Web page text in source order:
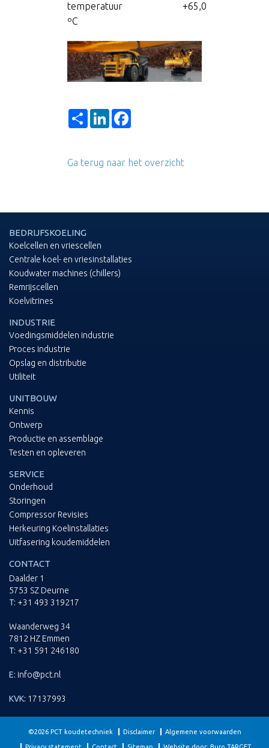
temperatuur +65,0
ºC
ShareLinkedIn
Ga terug naar het overzicht
BEDRIJFSKOELING
Koelcellen en vriescellen
Centrale koel- en vriesinstallaties
Koudwater machines (chillers)
Remrijscellen
Koelvitrines
INDUSTRIE
Voedingsmiddelen industrie
Proces industrie
Opslag en distributie
Utiliteit
UNITBOUW
Kennis
Ontwerp
Productie en assemblage
Testen en opleveren
SERVICE
Onderhoud
Storingen
Compressor Revisies
Herkeuring Koelinstallaties
Uitfasering koudemiddelen
CONTACT
Daalder 1
5753 SZ Deurne
T: +31 493 319217
Waanderweg 34
7812 HZ Emmen
T: +31 591 246180
E: info@pct.nl
KVK: 17137993
©2026 PCT koudetechniek Disclaimer Algemene voorwaarden
Privacy statement Contact Sitemap Website door: Buro TARGET